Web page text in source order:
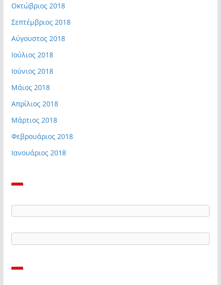
Οκτώβριος 2018
Σεπτέμβριος 2018
Αύγουστος 2018
Ιούλιος 2018
Ιούνιος 2018
Μάιος 2018
Απρίλιος 2018
Μάρτιος 2018
Φεβρουάριος 2018
Ιανουάριος 2018